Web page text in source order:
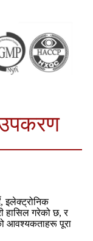
इलेक्ट्रोनिक
हासिल गरेको छ, र
आवश्यकताहरू पूरा